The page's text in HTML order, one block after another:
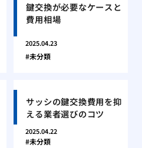
鍵交換が必要なケースと
費用相場
2025.04.23
未分類
サッシの鍵交換費用を抑
える業者選びのコツ
2025.04.22
未分類